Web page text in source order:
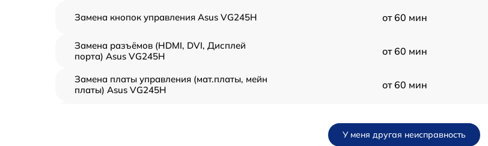
Замена кнопок управления Asus VG245H от 60 мин
Замена разъёмов (HDMI, DVI, Дисплей
порта) Asus VG245H
от 60 мин
Замена платы управления (мат.платы, мейн
платы) Asus VG245H
от 60 мин
У меня другая неисправность